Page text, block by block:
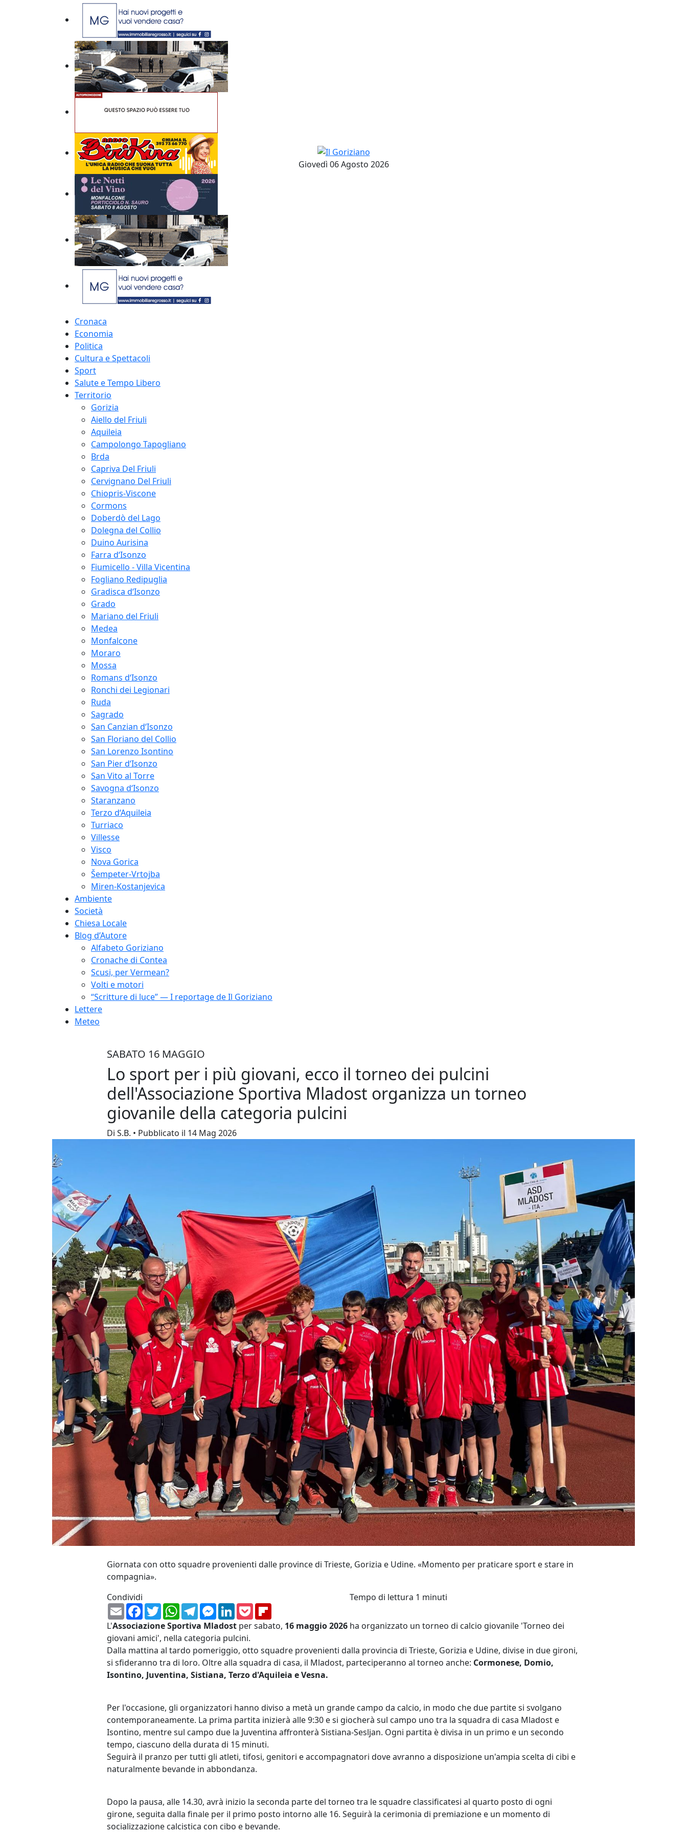
Giovedì 06 Agosto 2026
Cronaca
Economia
Politica
Cultura e Spettacoli
Sport
Salute e Tempo Libero
Territorio
Gorizia
Aiello del Friuli
Aquileia
Campolongo Tapogliano
Brda
Capriva Del Friuli
Cervignano Del Friuli
Chiopris-Viscone
Cormons
Doberdò del Lago
Dolegna del Collio
Duino Aurisina
Farra d‘Isonzo
Fiumicello - Villa Vicentina
Fogliano Redipuglia
Gradisca d‘Isonzo
Grado
Mariano del Friuli
Medea
Monfalcone
Moraro
Mossa
Romans d‘Isonzo
Ronchi dei Legionari
Ruda
Sagrado
San Canzian d‘Isonzo
San Floriano del Collio
San Lorenzo Isontino
San Pier d‘Isonzo
San Vito al Torre
Savogna d‘Isonzo
Staranzano
Terzo d‘Aquileia
Turriaco
Villesse
Visco
Nova Gorica
Šempeter-Vrtojba
Miren-Kostanjevica
Ambiente
Società
Chiesa Locale
Blog d’Autore
Alfabeto Goriziano
Cronache di Contea
Scusi, per Vermean?
Volti e motori
“Scritture di luce” — I reportage de Il Goriziano
Lettere
Meteo
SABATO 16 MAGGIO
Lo sport per i più giovani, ecco il torneo dei pulcini
dell'Associazione Sportiva Mladost organizza un torneo
giovanile della categoria pulcini
Di S.B. • Pubblicato il 14 Mag 2026
Giornata con otto squadre provenienti dalle province di Trieste, Gorizia e Udine. «Momento per praticare sport e stare in
compagnia».
Condividi
EmailFacebook
TwitterWhatsApp
TelegramMessenger
LinkedIn
Pocket
Tempo di lettura 1 minuti
L'Associazione Sportiva Mladost per sabato, 16 maggio 2026 ha organizzato un torneo di calcio giovanile 'Torneo dei
giovani amici', nella categoria pulcini.
Dalla mattina al tardo pomeriggio, otto squadre provenienti dalla provincia di Trieste, Gorizia e Udine, divise in due gironi,
si sfideranno tra di loro. Oltre alla squadra di casa, il Mladost, parteciperanno al torneo anche: Cormonese, Domio,
Isontino, Juventina, Sistiana, Terzo d'Aquileia e Vesna.
Per l'occasione, gli organizzatori hanno diviso a metà un grande campo da calcio, in modo che due partite si svolgano
contemporaneamente. La prima partita inizierà alle 9:30 e si giocherà sul campo uno tra la squadra di casa Mladost e
Isontino, mentre sul campo due la Juventina affronterà Sistiana-Sesljan. Ogni partita è divisa in un primo e un secondo
tempo, ciascuno della durata di 15 minuti.
Seguirà il pranzo per tutti gli atleti, tifosi, genitori e accompagnatori dove avranno a disposizione un'ampia scelta di cibi e
naturalmente bevande in abbondanza.
Dopo la pausa, alle 14.30, avrà inizio la seconda parte del torneo tra le squadre classificatesi al quarto posto di ogni
girone, seguita dalla finale per il primo posto intorno alle 16. Seguirà la cerimonia di premiazione e un momento di
socializzazione calcistica con cibo e bevande.